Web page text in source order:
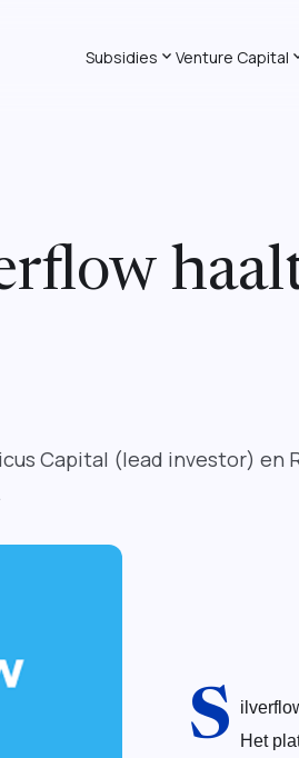
Subsidies expand_more Venture Capital
Capital (lead investor) en
S
Het